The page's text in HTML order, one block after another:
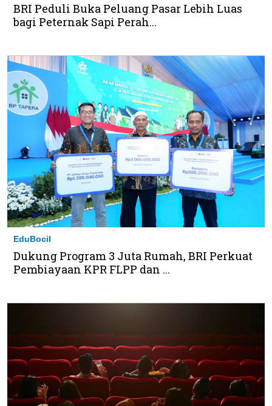
BRI Peduli Buka Peluang Pasar Lebih Luas
bagi Peternak Sapi Perah...
EduBocil
Dukung Program 3 Juta Rumah, BRI Perkuat
Pembiayaan KPR FLPP dan ...